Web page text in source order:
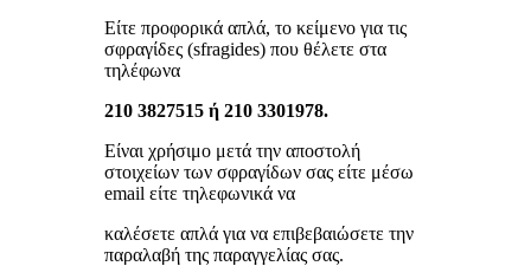
Είτε προφορικά απλά, το κείμενο για τις
σφραγίδες (sfragides) που θέλετε στα
τηλέφωνα
210 3827515 ή 210 3301978.
Είναι χρήσιμο μετά την αποστολή
στοιχείων των σφραγίδων σας είτε μέσω
email είτε τηλεφωνικά να
καλέσετε απλά για να επιβεβαιώσετε την
παραλαβή της παραγγελίας σας.